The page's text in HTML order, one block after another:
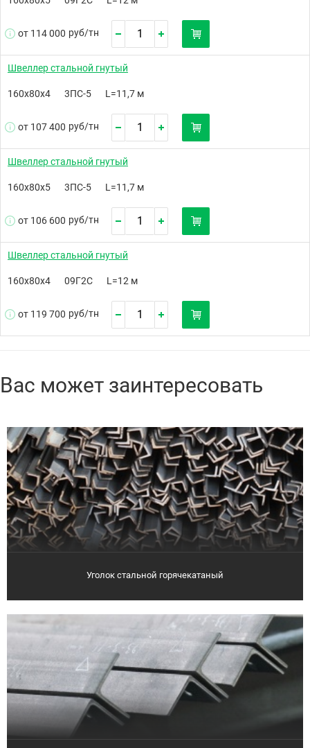
от 114 000 руб/тн
Швеллер стальной гнутый
160х80х4 3ПС-5 L=11,7 м
от 107 400 руб/тн
Швеллер стальной гнутый
160х80х5 3ПС-5 L=11,7 м
от 106 600 руб/тн
Швеллер стальной гнутый
160х80х4 09Г2С L=12 м
от 119 700 руб/тн
Вас может заинтересовать
Уголок стальной горячекатаный